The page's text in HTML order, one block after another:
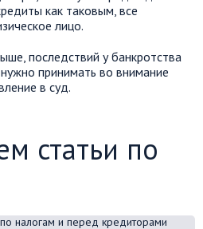
как таковым, все
лицо.
последствий у банкротства
принимать во внимание
в суд.
статьи по